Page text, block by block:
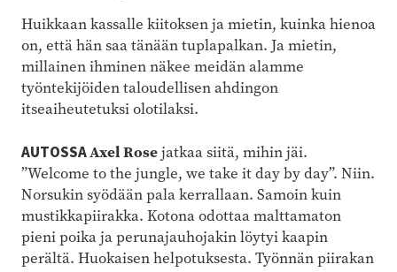
Huikkaan kassalle kiitoksen ja mietin, kuinka hienoa
on, että hän saa tänään tuplapalkan. Ja mietin,
millainen ihminen näkee meidän alamme
työntekijöiden taloudellisen ahdingon
itseaiheutetuksi olotilaksi.
AUTOSSAAxel Rosejatkaa siitä, mihin jäi.
”Welcome to the jungle, we take it day by day”. Niin.
Norsukin syödään pala kerrallaan. Samoin kuin
mustikkapiirakka. Kotona odottaa malttamaton
pieni poika ja perunajauhojakin löytyi kaapin
perältä. Huokaisen helpotuksesta. Työnnän piirakan